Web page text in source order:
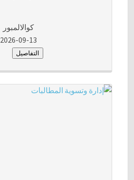
كوالالمبور
2026-09-13
التفاصيل